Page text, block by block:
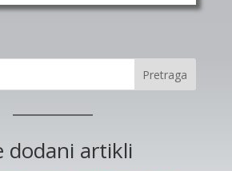
Pretraga
dodani artikli